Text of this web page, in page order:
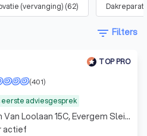
(vervanging) (62)
filter_list Filters
TOP PRO
eerste adviesgesprek
(401)
Baron Van Loolaan 15C, Evergem Sleidinge
actief